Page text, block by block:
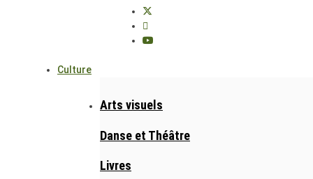
Culture
Arts visuels
Danse et Théâtre
Livres